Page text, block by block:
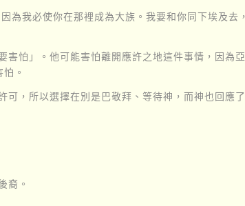
為我必使你在那裡成為大族。我要和你同下埃及
害怕」。他可能害怕離開應許之地這件事情，因
。
，所以選擇在別是巴敬拜、等待神，而神也回應了
裔。